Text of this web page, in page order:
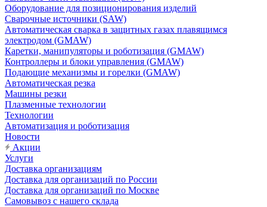
Оборудование для позиционирования изделий
Сварочные источники (SAW)
Автоматическая сварка в защитных газах плавящимся
электродом (GMAW)
Каретки, манипуляторы и роботизация (GMAW)
Контроллеры и блоки управления (GMAW)
Подающие механизмы и горелки (GMAW)
Автоматическая резка
Машины резки
Плазменные технологии
Технологии
Автоматизация и роботизация
Новости
Акции
Услуги
Доставка организациям
Доставка для организаций по России
Доставка для организаций по Москве
Самовывоз с нашего склада